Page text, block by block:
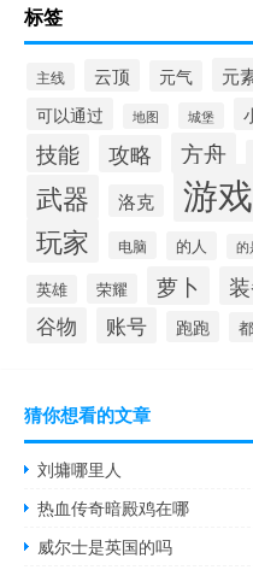
标签
主线 云顶 元气 元
可以通过 地图 城堡
技能 攻略 方舟
武器 洛克 游戏
玩家 电脑 的人 的
英雄 荣耀 萝卜
谷物 账号 跑跑
猜你想看的文章
刘墉哪里人
热血传奇暗殿鸡在哪
威尔士是英国的吗